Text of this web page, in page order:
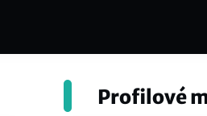
Profilové